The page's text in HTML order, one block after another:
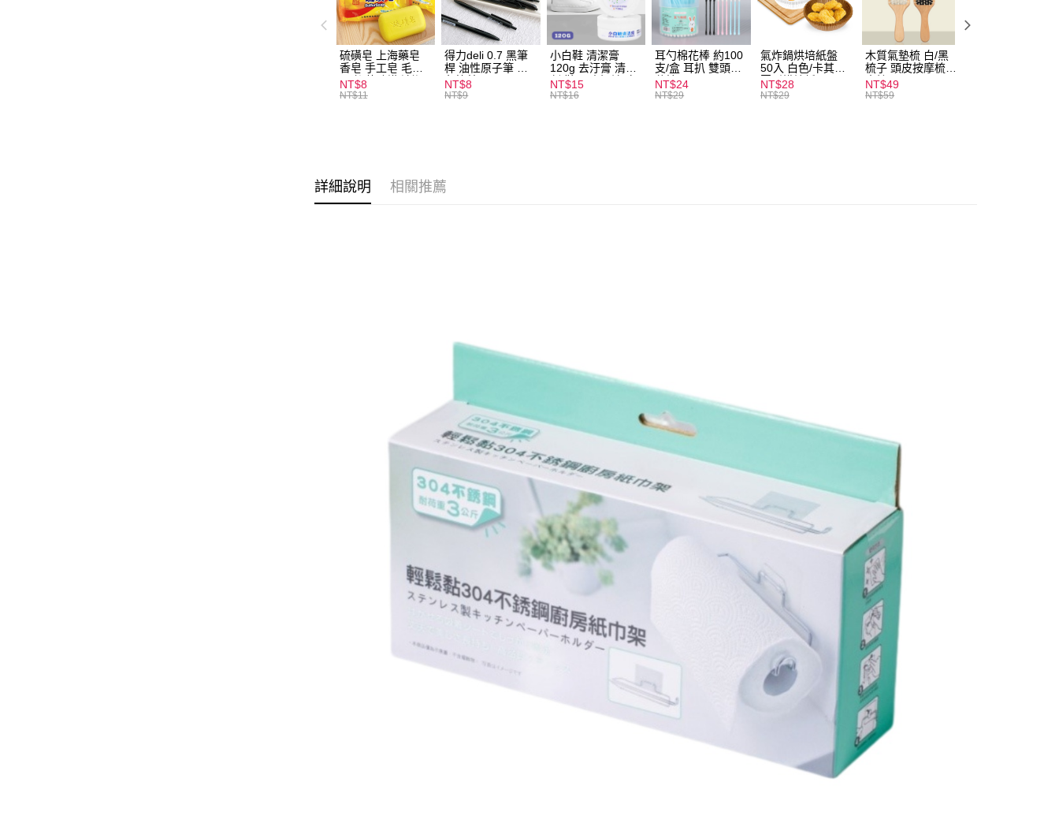
全家取貨付款
每筆NT$60，滿NT$599(含以上)免運費
付款後全家取貨
每筆NT$60，滿NT$599(含以上)免運費
硫磺皂 上海藥皂
香皂 手工皂 毛囊
炎 抑菌除蟎 清潔
護膚 去油去痘 寵
NT$8
NT$11
得力deli 0.7 黑筆
桿 油性原子筆 黑
色筆芯 S304
NT$8
NT$9
小白鞋 清潔膏
120g 去汙膏 清潔
劑 鞋子 去汙漬 白
皮鞋 鞋油
NT$15
NT$16
耳勺棉花棒 約100
支/盒 耳扒 雙頭棉
花棒
NT$24
NT$29
氣炸鍋烘培紙盤
50入 白色/卡其色
圓形烘焙紙
NT$28
NT$29
木質氣墊梳 白/黑
梳子 頭皮按摩梳
木梳
NT$49
NT$59
詳細說明 相關推薦